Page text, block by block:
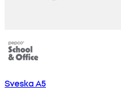
Sveska A5